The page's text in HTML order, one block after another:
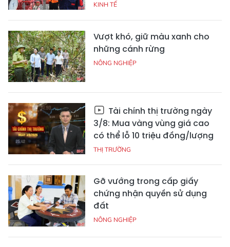
KINH TẾ
Vượt khó, giữ màu xanh cho
những cánh rừng
NÔNG NGHIỆP
Tài chính thị trường ngày
3/8: Mua vàng vùng giá cao
có thể lỗ 10 triệu đồng/lượng
THỊ TRƯỜNG
Gỡ vướng trong cấp giấy
chứng nhận quyền sử dụng
đất
NÔNG NGHIỆP